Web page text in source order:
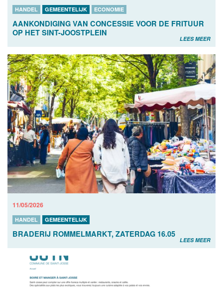
HANDEL GEMEENTELIJK ECONOMIE
AANKONDIGING VAN CONCESSIE VOOR DE FRITUUR
OP HET SINT-JOOSTPLEIN
LEES MEER
11/05/2026
HANDEL GEMEENTELIJK
BRADERIJ ROMMELMARKT, ZATERDAG 16.05
LEES MEER